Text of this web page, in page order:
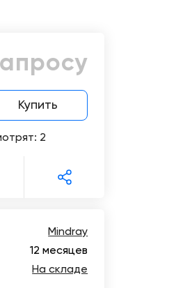
медицинского
Trade-
Купить
2
Mindray
12 месяцев
На складе